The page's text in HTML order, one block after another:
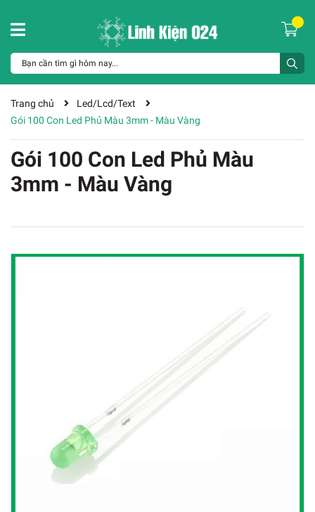
Trang chủ
Led/Lcd/Text
Gói 100 Con Led Phủ Màu 3mm - Màu Vàng
Gói 100 Con Led Phủ Màu
3mm - Màu Vàng